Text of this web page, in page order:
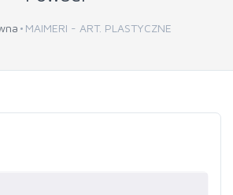
MAIMERI - ART. PLASTYCZNE